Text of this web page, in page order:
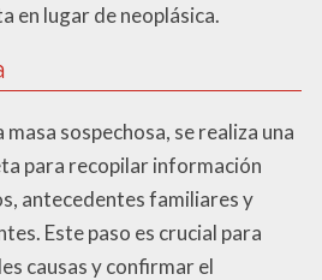
en lugar de neoplásica.
sospechosa, se realiza una
para recopilar información
antecedentes familiares y
Este paso es crucial para
causas y confirmar el